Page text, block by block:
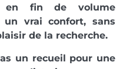
en fin de volume
un vrai confort, sans
de la recherche.
un recueil pour une